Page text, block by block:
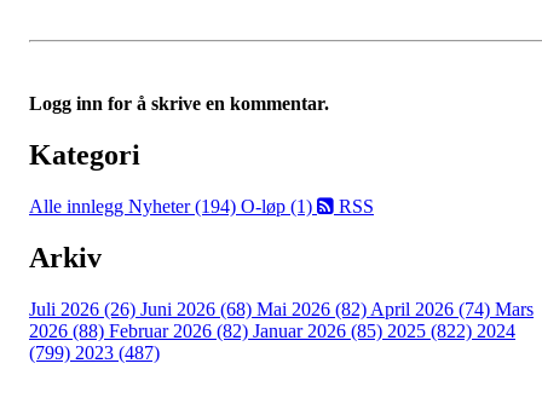
Logg inn for å skrive en kommentar.
Kategori
Alle innlegg Nyheter (194) O-løp (1) RSS
Arkiv
Juli 2026 (26) Juni 2026 (68) Mai 2026 (82) April 2026 (74) Mars
2026 (88) Februar 2026 (82) Januar 2026 (85) 2025 (822) 2024
(799) 2023 (487)